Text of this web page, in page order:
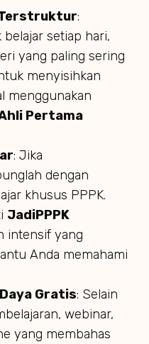
:
setiap hari,
yang paling sering
menyisihkan
menggunakan
Pertama
: Jika
dengan
khusus PPPK.
JadiPPPK
intensif yang
Anda memahami
Gratis: Selain
webinar,
yang membahas